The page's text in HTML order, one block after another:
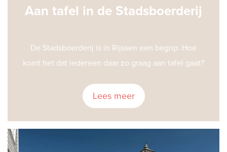
Aan tafel in de Stadsboerderij
De Stadsboerderij is in Rijssen een begrip. Hoe
komt het dat iedereen daar zo graag aan tafel gaat?
Lees meer